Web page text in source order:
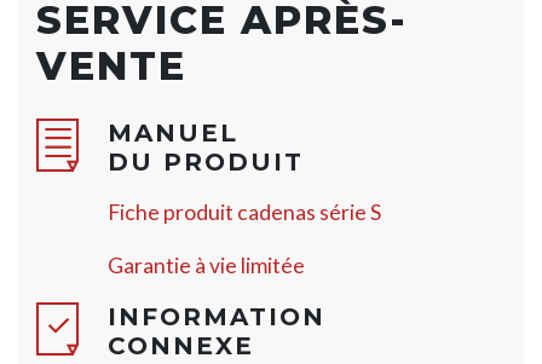
SERVICE APRÈS-
VENTE
MANUEL
DU PRODUIT
Fiche produit cadenas série S
Garantie à vie limitée
INFORMATION
CONNEXE